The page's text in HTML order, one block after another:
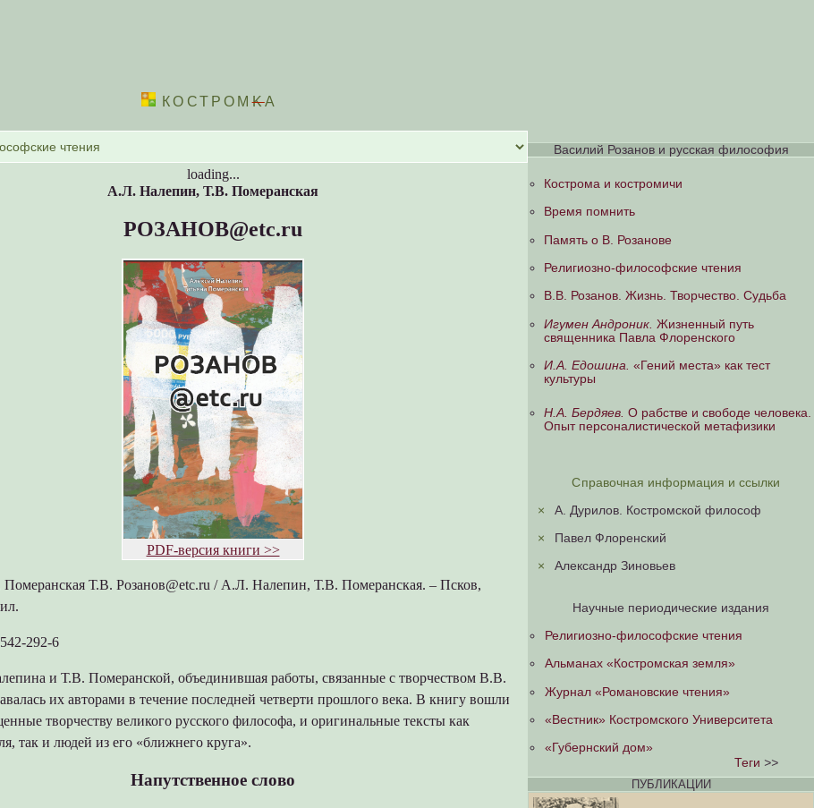
КОСТРОМKА
loading...
А.Л. Налепин, Т.В. Померанская
РОЗАНОВ@etc.ru
PDF-версия книги >>
Т.В. Розанов@etc.ru / А.Л. Налепин, Т.В. Померанская. – Псков,
292-6
и Т.В. Померанской, объединившая работы, связанные с творчеством В.В.
их авторами в течение последней четверти прошлого века. В книгу вошли
творчеству великого русского философа, и оригинальные тексты как
так и людей из его «ближнего круга».
Напутственное слово
Василий Розанов и русская философия
Кострома и костромичи
Время помнить
Память о В. Розанове
Религиозно-философские чтения
В.В. Розанов. Жизнь. Творчество. Судьба
Игумен Андроник. Жизненный путь
священника Павла Флоренского
И.А. Едошина. «Гений места» как тест
культуры
Н.А. Бердяев. О рабстве и свободе человека.
Опыт персоналистической метафизики
Справочная информация и ссылки
А. Дурилов. Костромской философ
Павел Флоренский
Александр Зиновьев
Научные периодические издания
Религиозно-философские чтения
Альманах «Костромская земля»
Журнал «Романовские чтения»
«Вестник» Костромского Университета
«Губернский дом»
Теги >>
ПУБЛИКАЦИИ